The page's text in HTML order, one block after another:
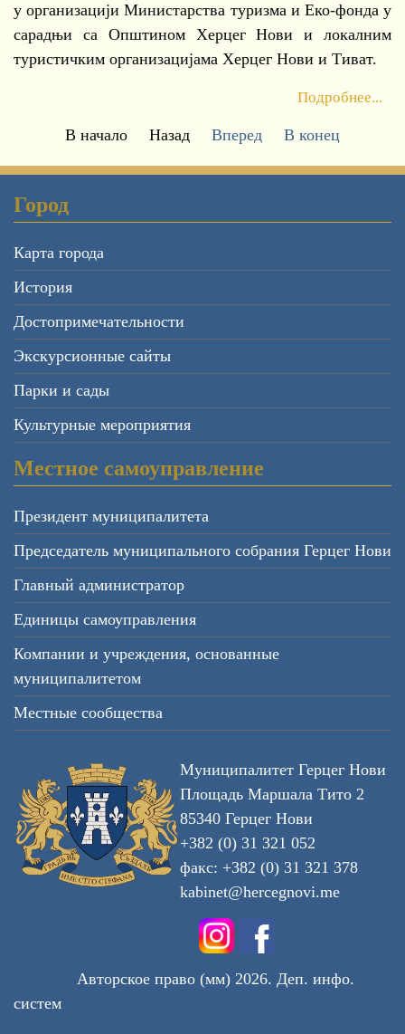
у организацији Министарства туризма и Еко-фонда у
сарадњи са Општином Херцег Нови и локалним
туристичким организацијама Херцег Нови и Тиват.
Подробнее...
В начало Назад Вперед В конец
Город
Карта города
История
Достопримечательности
Экскурсионные сайты
Парки и сады
Культурные мероприятия
Местное самоуправление
Президент муниципалитета
Председатель муниципального собрания Герцег Нови
Главный администратор
Единицы самоуправления
Компании и учреждения, основанные
муниципалитетом
Местные сообщества
Муниципалитет Герцег Нови
Площадь Маршала Тито 2
85340 Герцег Нови
+382 (0) 31 321 052
факс: +382 (0) 31 321 378
kabinet@hercegnovi.me
Авторское право (мм) 2026. Деп. инфо.
систем